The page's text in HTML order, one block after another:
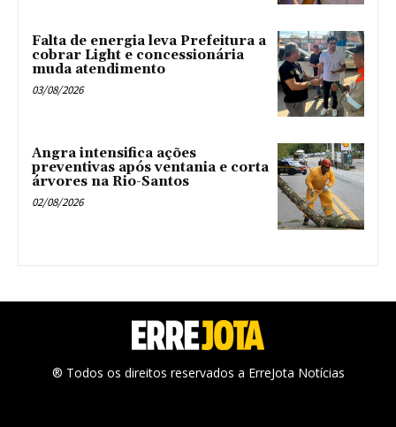
Falta de energia leva Prefeitura a
cobrar Light e concessionária
muda atendimento
03/08/2026
Angra intensifica ações
preventivas após ventania e corta
árvores na Rio-Santos
02/08/2026
® Todos os direitos reservados a ErreJota Notícias